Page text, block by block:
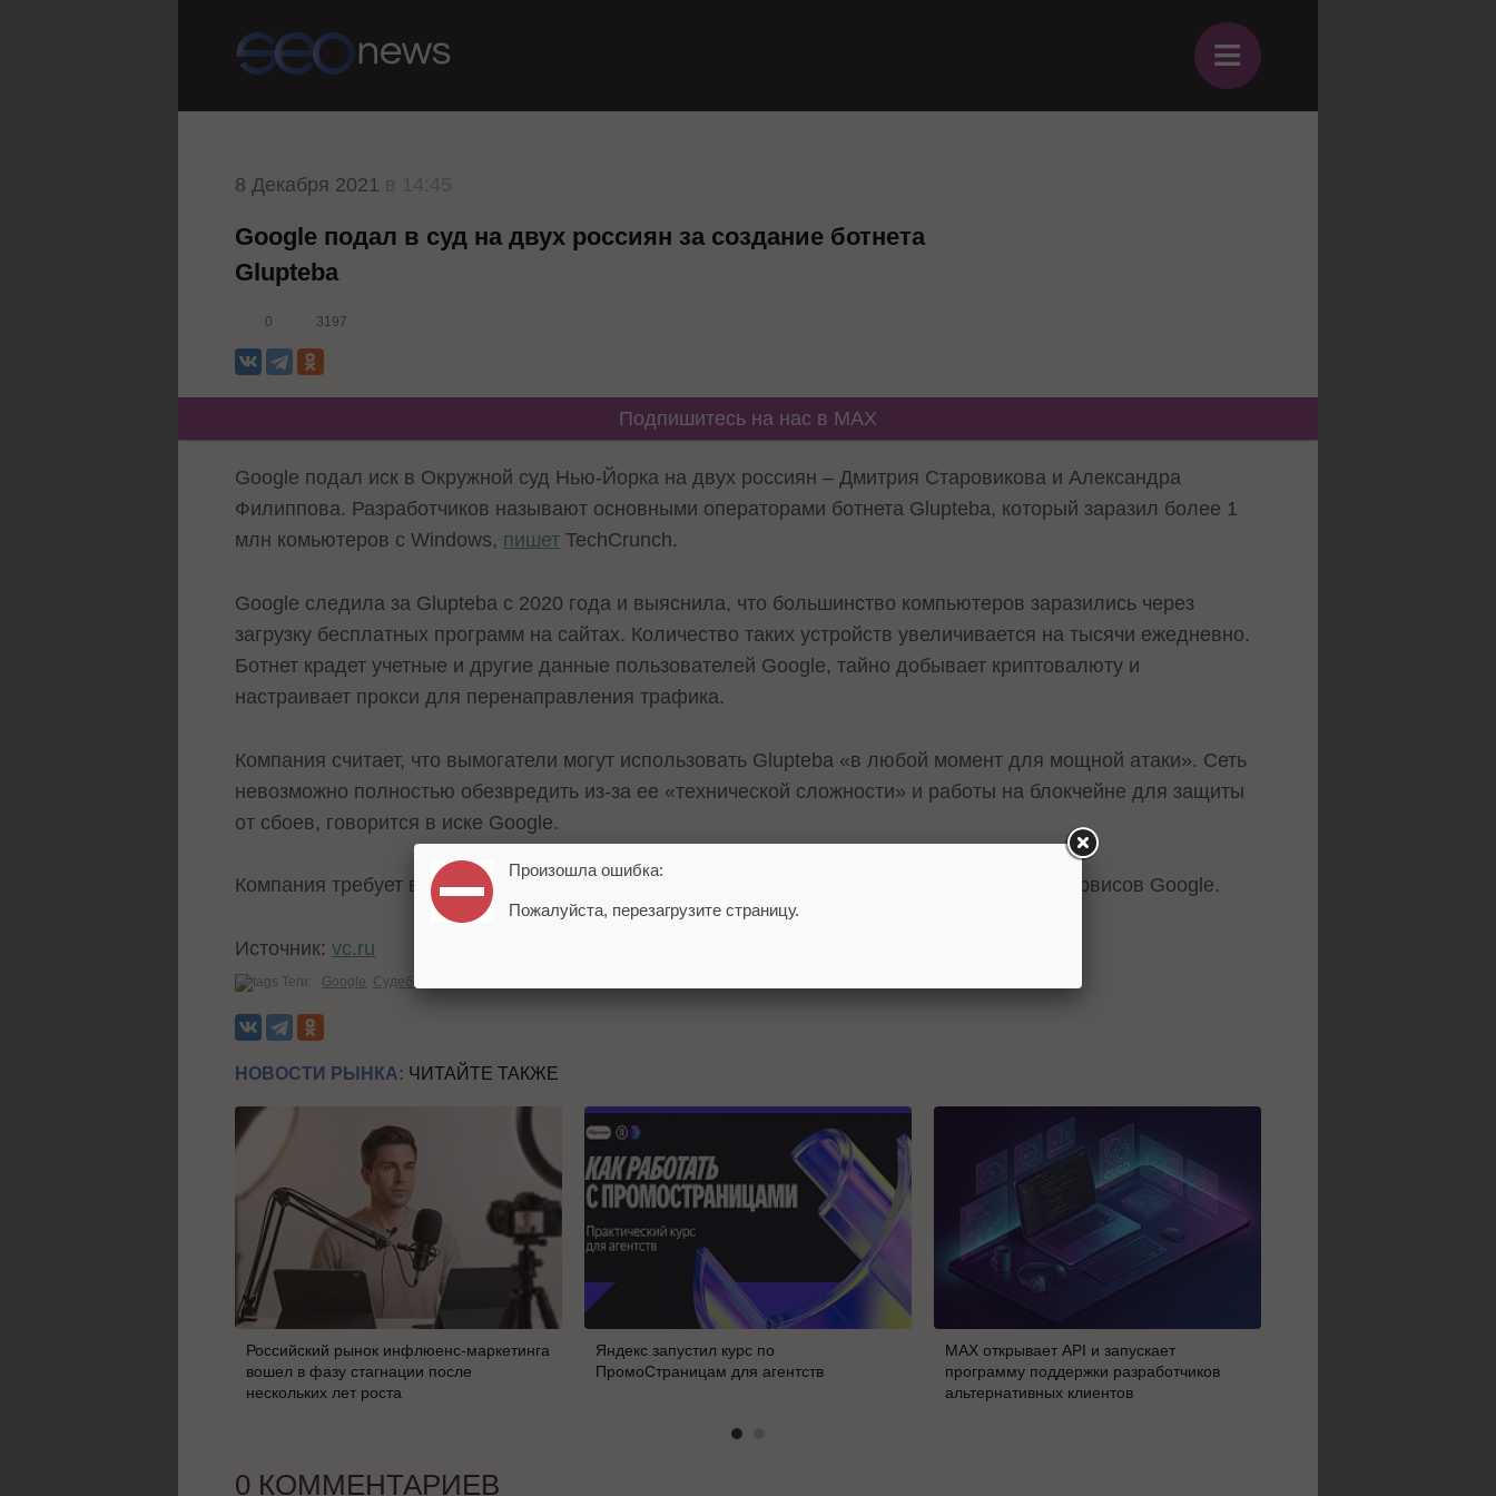
≡
8 Декабря 2021
Google подал в суд на двух россиян за создание ботнета
Glupteba
0 3197
Подпишитесь на нас в MAX
Google подал иск в Окружной суд Нью-Йорка на двух россиян – Дмитрия Старовикова и Александра
Филиппова. Разработчиков называют основными операторами ботнета Glupteba, который заразил более 1
млн комьютеров с Windows, пишет TechCrunch.
Google следила за Glupteba с 2020 года и выяснила, что большинство компьютеров заразились через
загрузку бесплатных программ на сайтах. Количество таких устройств увеличивается на тысячи ежедневно.
Ботнет крадет учетные и другие данные пользователей Google, тайно добывает криптовалюту и
настраивает прокси для перенаправления трафика.
Компания считает, что вымогатели могут использовать Glupteba «в любой момент для мощной атаки». Сеть
невозможно полностью обезвредить из-за ее «технической сложности» и работы на блокчейне для защиты
от сбоев, говорится в иске Google.
Компания требует возместить ущерб от взломов и навсегда прекратить использование сервисов Google.
Источник:vc.ru
Теги: Google Судебное разбирательство
НОВОСТИ РЫНКА: ЧИТАЙТЕ ТАКЖЕ
Российский рынок инфлюенс-маркетинга
вошел в фазу стагнации после
нескольких лет роста
Яндекс запустил курс по
ПромоСтраницам для агентств
MAX открывает API и запускает
программу поддержки разработчиков
альтернативных клиентов
0 КОММЕНТАРИЕВ
Произошла ошибка:
Пожалуйста, перезагрузите страницу.